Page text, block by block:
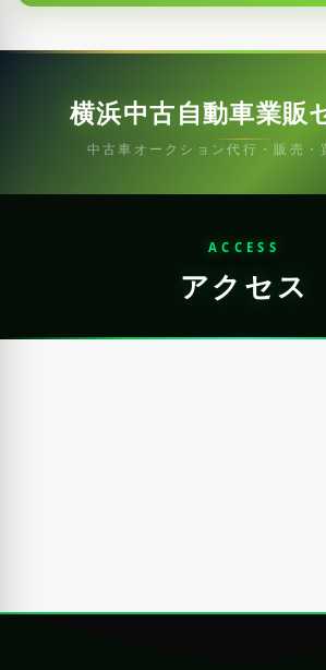
横浜中古自動車業販
中古車オークション代行・販売
ACCESS
アクセス